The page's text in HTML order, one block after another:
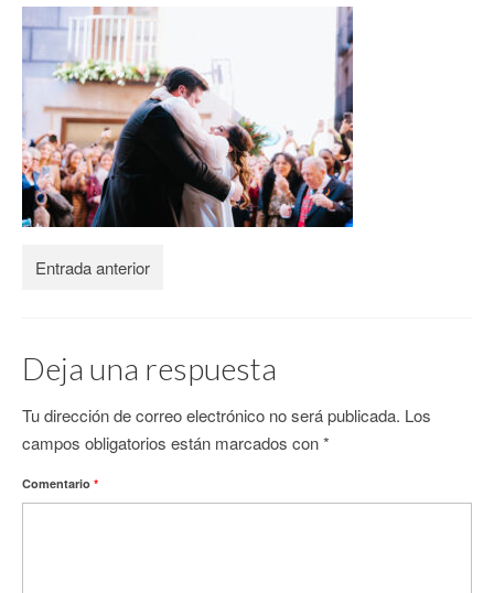
COMUNIONES
CORPORATIVAS
SEMANA SANTA
BLOG
SOBRE LM
Entrada anterior
Deja una respuesta
Tu dirección de correo electrónico no será publicada. Los
campos obligatorios están marcados con*
Comentario *